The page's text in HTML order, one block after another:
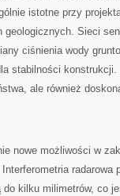
istotne przy
geologicznych. Sieci
ciśnienia wody
stabilności konstrukcji.
ale również
nowe możliwości w
radarowa
kilku milimetrów, co